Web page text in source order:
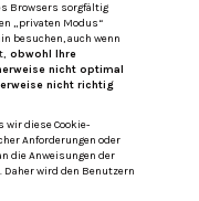
Browsers sorgfältig
„privaten Modus“
besuchen, auch wenn
obwohl Ihre
nicht optimal
nicht richtig
diese Cookie-
Anforderungen oder
die Anweisungen der
wird den Benutzern